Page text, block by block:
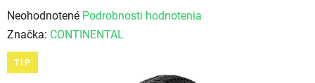
Priemerné hodnotenie produktu je 0,0 z 5 hviezdičiek.
Neohodnotené Podrobnosti hodnotenia
Značka: CONTINENTAL
TIP